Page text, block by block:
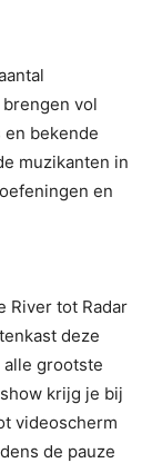
vol
bekende
muzikanten in
en
River tot Radar
deze
grootste
krijg je bij
videoscherm
de pauze